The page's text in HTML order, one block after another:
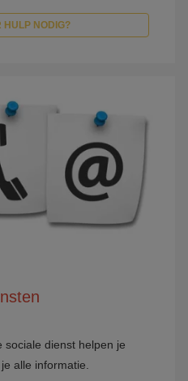
HULP NODIG?
sociale dienst helpen je
alle informatie.